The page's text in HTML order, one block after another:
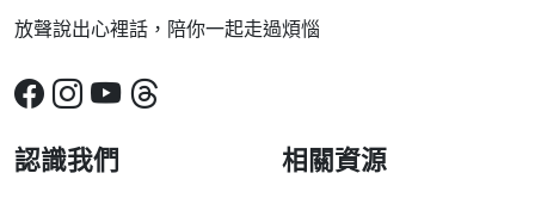
放聲說出心裡話，陪你一起走過煩惱
認識我們 相關資源